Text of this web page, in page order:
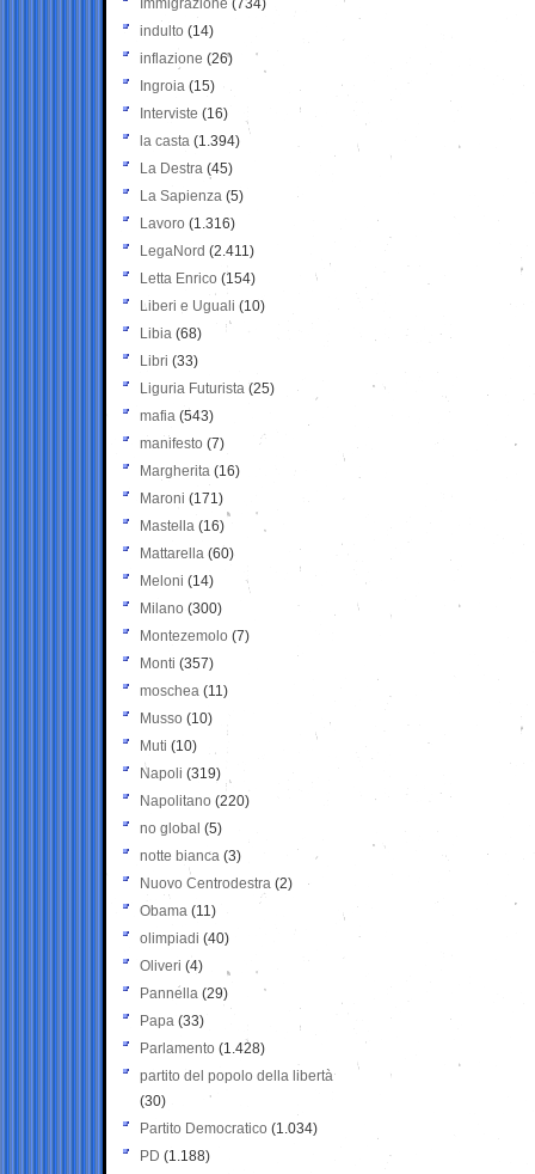
Immigrazione (734)
indulto (14)
inflazione (26)
Ingroia (15)
Interviste (16)
la casta (1.394)
La Destra (45)
La Sapienza (5)
Lavoro (1.316)
LegaNord (2.411)
Letta Enrico (154)
Liberi e Uguali (10)
Libia (68)
Libri (33)
Liguria Futurista (25)
mafia (543)
manifesto (7)
Margherita (16)
Maroni (171)
Mastella (16)
Mattarella (60)
Meloni (14)
Milano (300)
Montezemolo (7)
Monti (357)
moschea (11)
Musso (10)
Muti (10)
Napoli (319)
Napolitano (220)
no global (5)
notte bianca (3)
Nuovo Centrodestra (2)
Obama (11)
olimpiadi (40)
Oliveri (4)
Pannella (29)
Papa (33)
Parlamento (1.428)
partito del popolo della libertà
(30)
Partito Democratico (1.034)
PD (1.188)